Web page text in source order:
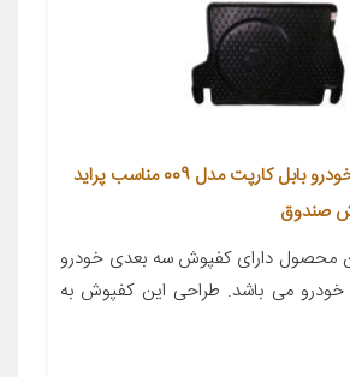
کفپوش سه بعدی خودرو بابل کارپت مدل 009 مناسب پراید
صندوق
محصول دارای کفپوش سه بعدی خودرو
می باشد. طراحی این کفپوش به